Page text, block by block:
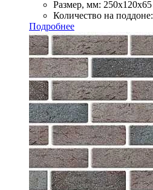
Размер, мм: 250х120х65
Количество на поддоне:
Подробнее